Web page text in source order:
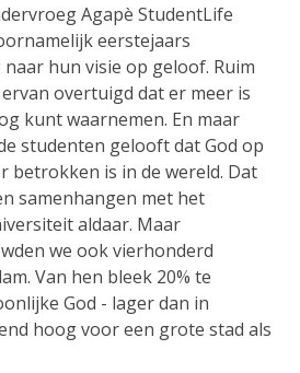
Agapè StudentLife
eerstejaars
hun visie op geloof. Ruim
overtuigd dat er meer is
kunt waarnemen. En maar
studenten gelooft dat God op
betrokken is in de wereld. Dat
samenhangen met het
aldaar. Maar
we ook vierhonderd
Van hen bleek 20% te
God - lager dan in
hoog voor een grote stad als